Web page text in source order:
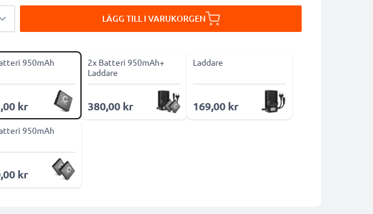
LÄGG TILL I VARUKORGEN
950mAh
kr
2x Batteri 950mAh+
Laddare
380,00 kr
Laddare
169,00 kr
950mAh
kr